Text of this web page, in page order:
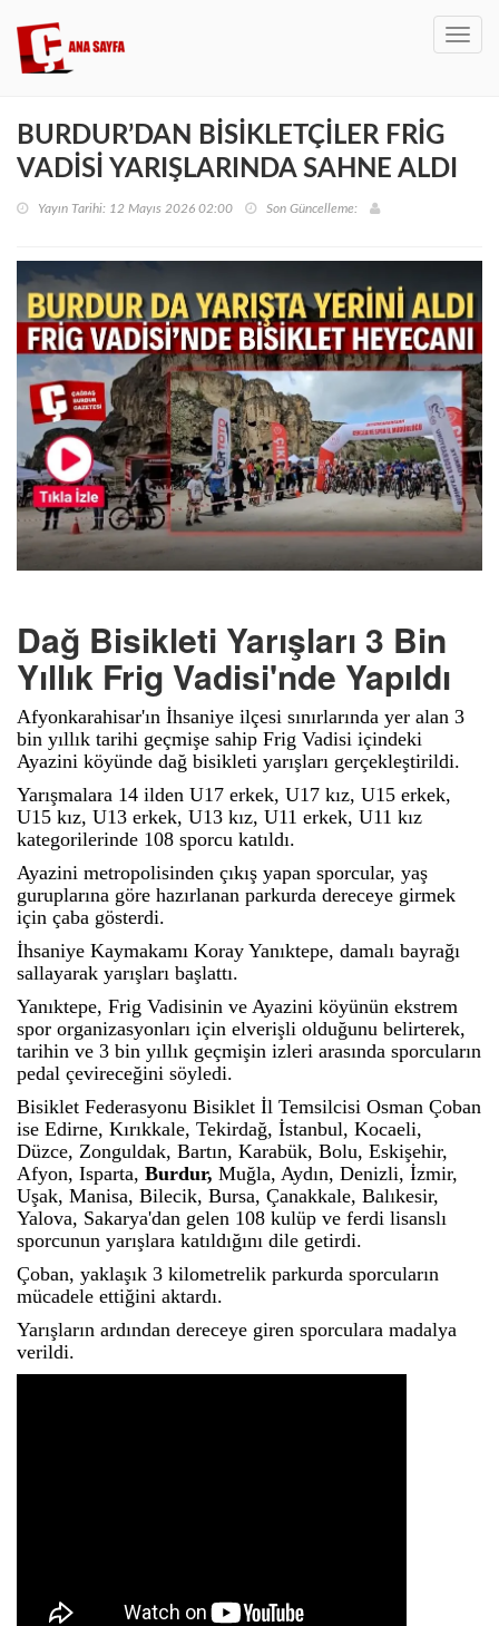
BURDUR’DAN BİSİKLETÇİLER FRİG
VADİSİ YARIŞLARINDA SAHNE ALDI
Yayın Tarihi: 12 Mayıs 2026 02:00 Son Güncelleme:
Dağ Bisikleti Yarışları 3 Bin
Yıllık Frig Vadisi'nde Yapıldı
Afyonkarahisar'ın İhsaniye ilçesi sınırlarında yer alan 3
bin yıllık tarihi geçmişe sahip Frig Vadisi içindeki
Ayazini köyünde dağ bisikleti yarışları gerçekleştirildi.
Yarışmalara 14 ilden U17 erkek, U17 kız, U15 erkek,
U15 kız, U13 erkek, U13 kız, U11 erkek, U11 kız
kategorilerinde 108 sporcu katıldı.
Ayazini metropolisinden çıkış yapan sporcular, yaş
guruplarına göre hazırlanan parkurda dereceye girmek
için çaba gösterdi.
İhsaniye Kaymakamı Koray Yanıktepe, damalı bayrağı
sallayarak yarışları başlattı.
Yanıktepe, Frig Vadisinin ve Ayazini köyünün ekstrem
spor organizasyonları için elverişli olduğunu belirterek,
tarihin ve 3 bin yıllık geçmişin izleri arasında sporcuların
pedal çevireceğini söyledi.
Bisiklet Federasyonu Bisiklet İl Temsilcisi Osman Çoban
ise Edirne, Kırıkkale, Tekirdağ, İstanbul, Kocaeli,
Düzce, Zonguldak, Bartın, Karabük, Bolu, Eskişehir,
Afyon, Isparta, Burdur, Muğla, Aydın, Denizli, İzmir,
Uşak, Manisa, Bilecik, Bursa, Çanakkale, Balıkesir,
Yalova, Sakarya'dan gelen 108 kulüp ve ferdi lisanslı
sporcunun yarışlara katıldığını dile getirdi.
Çoban, yaklaşık 3 kilometrelik parkurda sporcuların
mücadele ettiğini aktardı.
Yarışların ardından dereceye giren sporculara madalya
verildi.